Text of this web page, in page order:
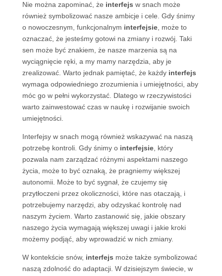
Nie można zapominać, że interfejs w snach może
również symbolizować nasze ambicje i cele. Gdy śnimy
o nowoczesnym, funkcjonalnym interfejsie, może to
oznaczać, że jesteśmy gotowi na zmiany i rozwój. Taki
sen może być znakiem, że nasze marzenia są na
wyciągnięcie ręki, a my mamy narzędzia, aby je
zrealizować. Warto jednak pamiętać, że każdy interfejs
wymaga odpowiedniego zrozumienia i umiejętności, aby
móc go w pełni wykorzystać. Dlatego w rzeczywistości
warto zainwestować czas w naukę i rozwijanie swoich
umiejętności.
Interfejsy w snach mogą również wskazywać na naszą
potrzebę kontroli. Gdy śnimy o interfejsie, który
pozwala nam zarządzać różnymi aspektami naszego
życia, może to być oznaką, że pragniemy większej
autonomii. Może to być sygnał, że czujemy się
przytłoczeni przez okoliczności, które nas otaczają, i
potrzebujemy narzędzi, aby odzyskać kontrolę nad
naszym życiem. Warto zastanowić się, jakie obszary
naszego życia wymagają większej uwagi i jakie kroki
możemy podjąć, aby wprowadzić w nich zmiany.
W kontekście snów, interfejs może także symbolizować
naszą zdolność do adaptacji. W dzisiejszym świecie, w